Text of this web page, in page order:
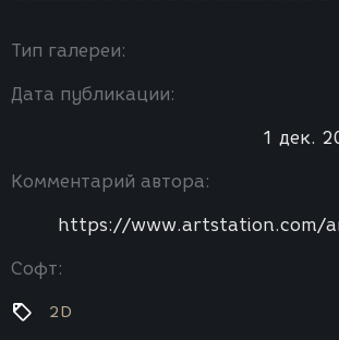
Тип галереи:
Дата публикации:
1 дек.
Комментарий автора:
https://www.artstation.com/
Софт:
2D